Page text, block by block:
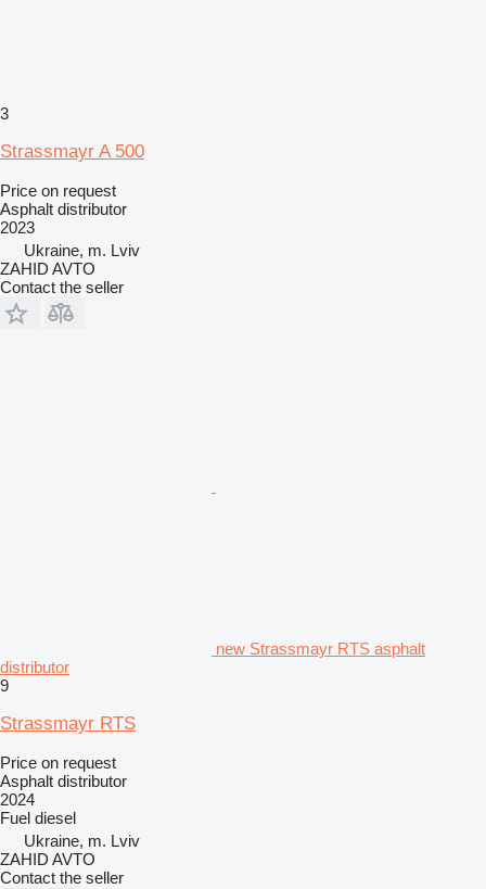
3
Strassmayr A 500
Price on request
Asphalt distributor
2023
Ukraine, m. Lviv
ZAHID AVTO
Contact the seller
new Strassmayr RTS asphalt
distributor
9
Strassmayr RTS
Price on request
Asphalt distributor
2024
Fuel diesel
Ukraine, m. Lviv
ZAHID AVTO
Contact the seller